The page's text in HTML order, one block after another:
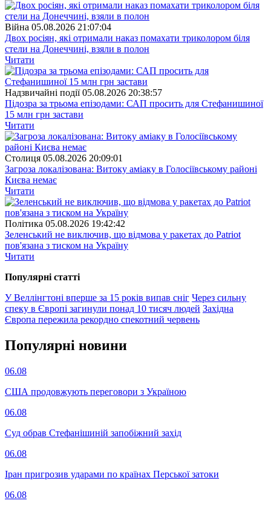
Війна 05.08.2026 21:07:04
Двох росіян, які отримали наказ помахати триколором біля
стели на Донеччині, взяли в полон
Читати
Надзвичайні події 05.08.2026 20:38:57
Підозра за трьома епізодами: САП просить для Стефанишиної
15 млн грн застави
Читати
Столиця 05.08.2026 20:09:01
Загроза локалізована: Витоку аміаку в Голосіївському районі
Києва немає
Читати
Полiтика 05.08.2026 19:42:42
Зеленський не виключив, що відмова у ракетах до Patriot
пов'язана з тиском на Україну
Читати
Популярнi статтi
У Веллінгтоні вперше за 15 років випав сніг Через сильну
спеку в Європі загинули понад 10 тисяч людей Західна
Європа пережила рекордно спекотний червень
Популярнi новини
06.08
США продовжують переговори з Україною
06.08
Суд обрав Стефанішиній запобіжний захід
06.08
Іран пригрозив ударами по країнах Перської затоки
06.08